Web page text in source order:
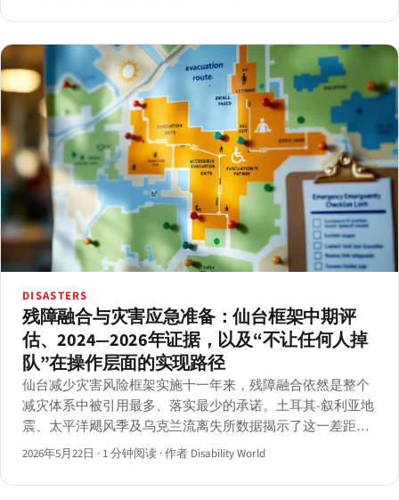
DISASTERS
残障融合与灾害应急准备：仙台框架中期评
估、2024—2026年证据，以及“不让任何人掉
队”在操作层面的实现路径
仙台减少灾害风险框架实施十一年来，残障融合依然是整个
减灾体系中被引用最多、落实最少的承诺。土耳其-叙利亚地
震、太平洋飓风季及乌克兰流离失所数据揭示了这一差距的
持续存在。
2026年5月22日 · 1 分钟阅读 ·作者 Disability World